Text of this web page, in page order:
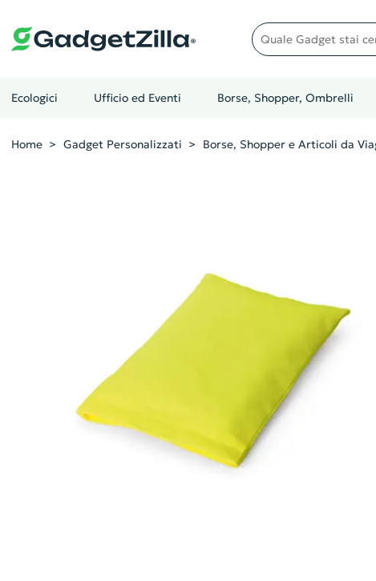
Quale gadget stai
Ecologici Ufficio ed Eventi Borse, Shopper, Ombrelli
Home Gadget Personalizzati Borse, Shopper e Articoli da